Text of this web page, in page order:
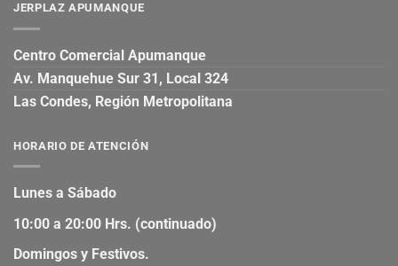
JERPLAZ APUMANQUE
Centro Comercial Apumanque
Av. Manquehue Sur 31, Local 324
Las Condes, Región Metropolitana
HORARIO DE ATENCIÓN
Lunes a Sábado
10:00 a 20:00 Hrs. (continuado)
Domingos y Festivos.